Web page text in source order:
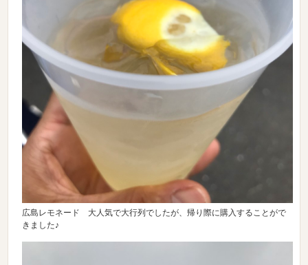
広島レモネード 大人気で大行列でしたが、帰り際に購入することがで
きました♪